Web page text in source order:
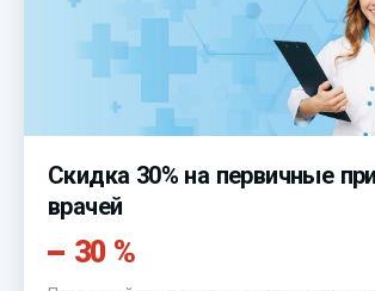
Скидка 30% на первичные
врачей
30 %